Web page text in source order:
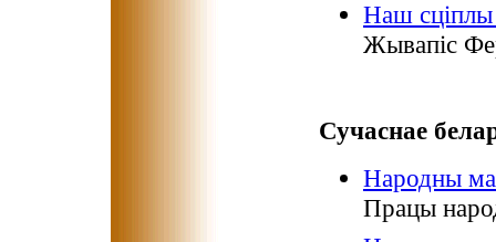
Наш сціплы
Жывапіс
Сучаснае
Народны
Працы